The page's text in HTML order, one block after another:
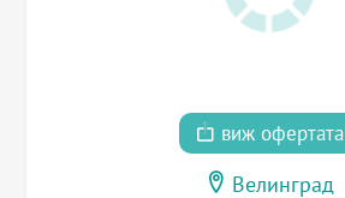
виж офертата
Велинград